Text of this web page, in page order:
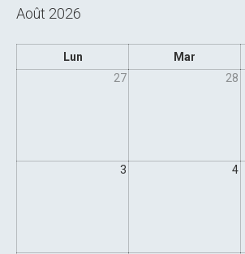
Août 2026
Lun Mar
27
28
3 4